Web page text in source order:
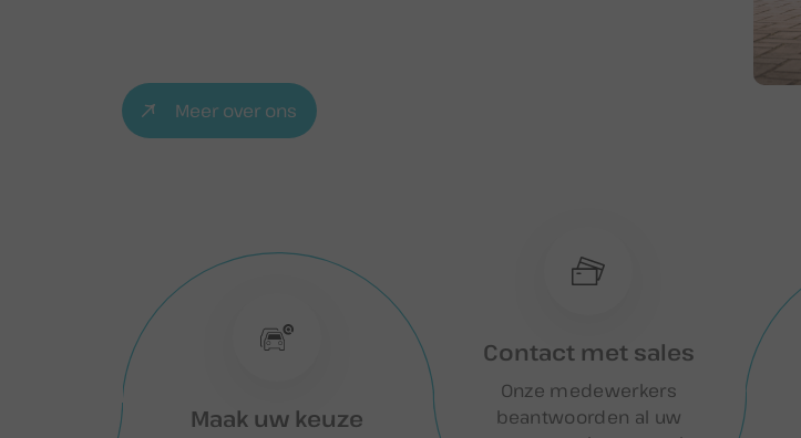
Meer over ons
Maak uw keuze
Contact met sales
Onze medewerkers
beantwoorden al uw